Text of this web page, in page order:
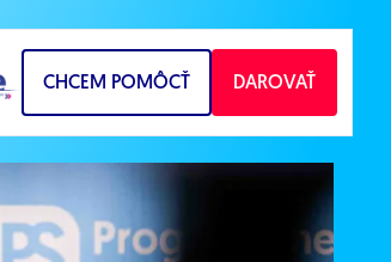
CHCEM POMÔCŤ DAROVAŤ